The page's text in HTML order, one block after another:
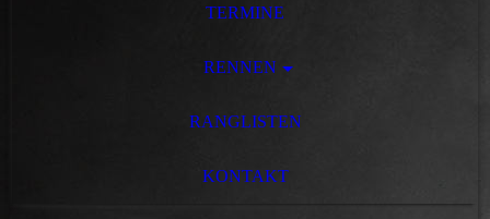
TERMINE
RENNEN
RANGLISTEN
KONTAKT